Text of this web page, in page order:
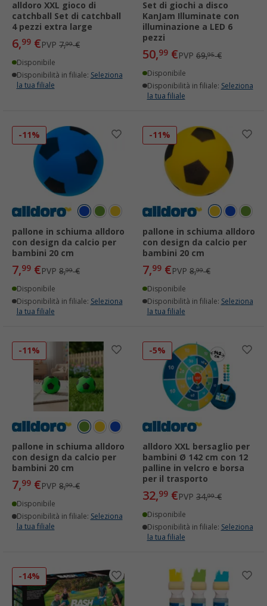
alldoro XXL gioco di
catchball Set di catchball
4 pezzi extra large
6,99 €PVP 7,99€
Disponibile
Disponibilità in filiale: Seleziona
la tua filiale
Set di giochi a disco
KanJam Illuminate con
illuminazione a LED 6
pezzi
50,99 €PVP 69,95€
Disponibile
Disponibilità in filiale: Seleziona
la tua filiale
-11%
pallone in schiuma alldoro
con design da calcio per
bambini 20 cm
7,99 €PVP 8,99€
Disponibile
Disponibilità in filiale: Seleziona
la tua filiale
-11%
pallone in schiuma alldoro
con design da calcio per
bambini 20 cm
7,99 €PVP 8,99€
Disponibile
Disponibilità in filiale: Seleziona
la tua filiale
-11%
pallone in schiuma alldoro
con design da calcio per
bambini 20 cm
7,99 €PVP 8,99€
Disponibile
Disponibilità in filiale: Seleziona
la tua filiale
-5%
alldoro XXL bersaglio per
bambini Ø 142 cm con 12
palline in velcro e borsa
per il trasporto
32,99 €PVP 34,99€
Disponibile
Disponibilità in filiale: Seleziona
la tua filiale
-14%